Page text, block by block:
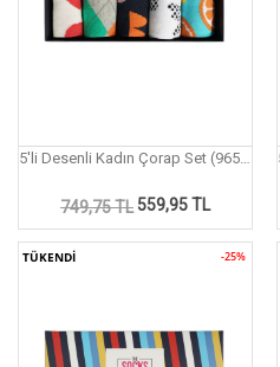
749,75 TL 559,95 TL
TÜKENDİ -25%